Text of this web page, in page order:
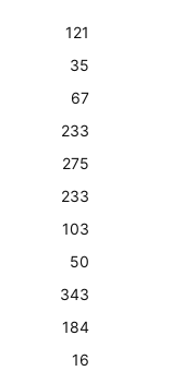
121
35
67
233
275
233
103
50
343
184
16